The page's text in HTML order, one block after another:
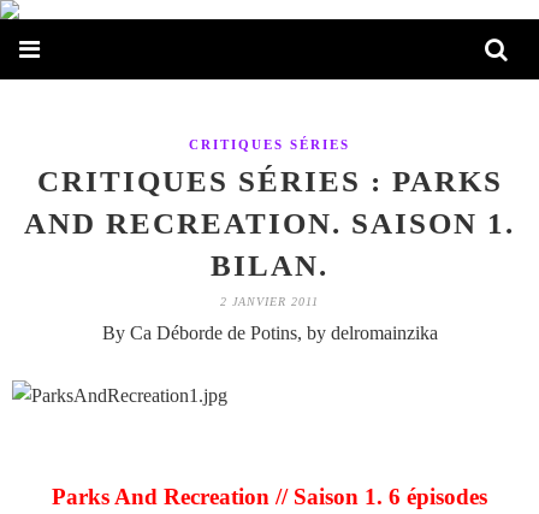
CRITIQUES SÉRIES
CRITIQUES SÉRIES : PARKS
AND RECREATION. SAISON 1.
BILAN.
2 JANVIER 2011
By Ca Déborde de Potins, by delromainzika
Parks And Recreation // Saison 1. 6 épisodes